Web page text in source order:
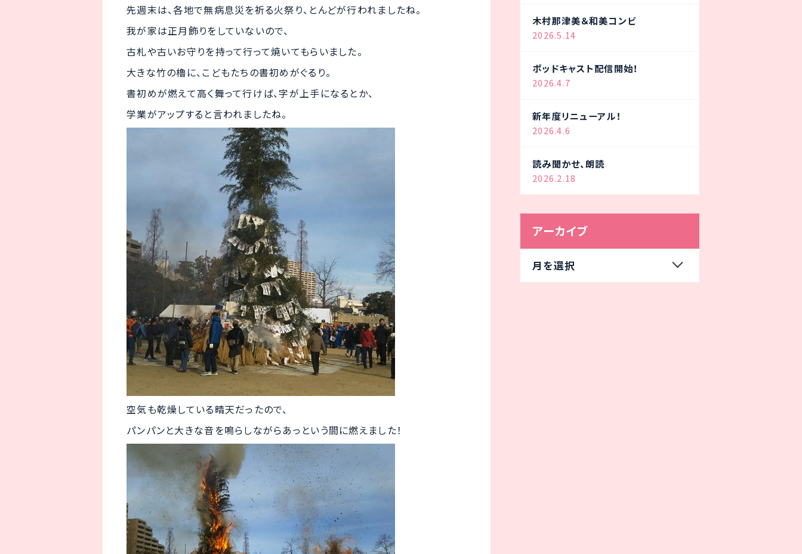
先週末は、各地で無病息災を祈る火祭り、とんどが行われましたね。
我が家は正月飾りをしていないので、
古札や古いお守りを持って行って焼いてもらいました。
大きな竹の櫓に、こどもたちの書初めがぐるり。
書初めが燃えて高く舞って行けば、字が上手になるとか、
学業がアップすると言われましたね。
空気も乾燥している晴天だったので、
パンパンと大きな音を鳴らしながらあっという間に燃えました！
木村那津美＆和美コンビ
2026.5.14
ポッドキャスト配信開始！
2026.4.7
新年度リニューアル！
2026.4.6
読み聞かせ、朗読
2026.2.18
アーカイブ
月を選択